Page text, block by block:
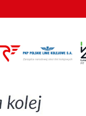
roku